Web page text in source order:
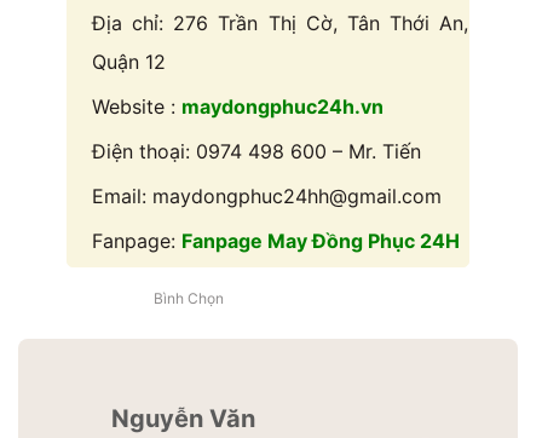
Địa chỉ: 276 Trần Thị Cờ, Tân Thới An,
Quận 12
Website : maydongphuc24h.vn
Điện thoại: 0974 498 600 – Mr. Tiến
Email: maydongphuc24hh@gmail.com
Fanpage: Fanpage May Đồng Phục 24H
Bình Chọn
Nguyễn Văn